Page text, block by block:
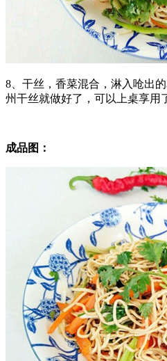
8、干丝，香菜混合，淋入呛出
州干丝就做好了，可以上桌享用
成品图：